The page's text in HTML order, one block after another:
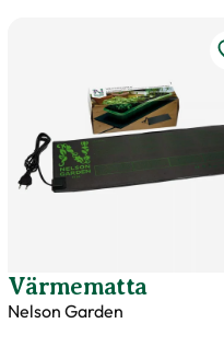
Värmematta
Nelson Garden